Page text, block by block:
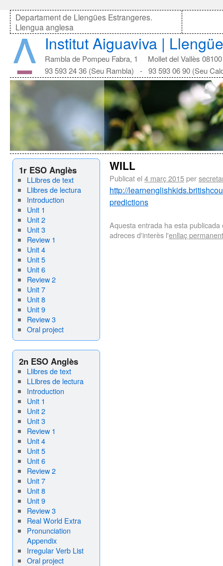
Departament de Llengües Estrangeres.
Llengua anglesa
Institut Aiguaviva |
Rambla de Pompeu Fabra, 1 Mollet del Vallès 08100
93 593 24 36 (Seu Rambla) - 93 593 06 90 (Seu
1r ESO Anglès
LLibres de text
Llibres de lectura
Introduction
Unit 1
Unit 2
Unit 3
Review 1
Unit 4
Unit 5
Unit 6
Review 2
Unit 7
Unit 8
Unit 9
Review 3
Oral project
2n ESO Anglès
Llibres de text
LLibres de lectura
Introduction
Unit 1
Unit 2
Unit 3
Review 1
Unit 4
Unit 5
Unit 6
Review 2
Unit 7
Unit 8
Unit 9
Review 3
Real World Extra
Pronunciation
Appendix
Irregular Verb List
Oral project
WILL
Publicat el 4 març 2015per
http://
predictions
Aquesta entrada ha esta
adreces d'interès l'enllaç permanent